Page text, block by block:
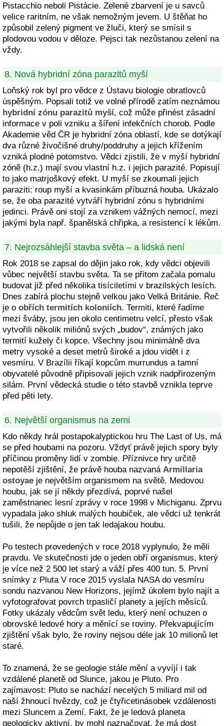
Pistacchio neboli Pistácie. Zelené zbarvení je u savců
velice raritním, ne však nemožným jevem. U štěňat ho
způsobil zelený pigment ve žluči, který se smísil s
plodovou vodou v děloze. Pejsci tak nezůstanou zelení na
vždy.
8. Nová hybridní zóna parazitů myší
Loňský rok byl pro vědce z Ústavu biologie obratlovců
úspěšným. Popsali totiž ve volné přírodě zatím neznámou
hybridní zónu parazitů myší, což může přinést zásadní
informace v poli vzniku a šíření infekčních chorob. Podle
Akademie věd ČR je hybridní zóna oblastí, kde se dotýkají
dva různé živočišné druhy/poddruhy a jejich křížením
vzniká plodné potomstvo. Vědci zjistili, že v myší hybridní
zóně (h.z.) mají svou vlastní h.z. i jejich parazité. Popisují
to jako matrjoškový efekt. U myší se zkoumali jejich
paraziti: roup myší a kvasinkám příbuzná houba. Ukázalo
se, že oba parazité vytváří hybridní zónu s hybridními
jedinci. Právě oni stojí za vznikem vážných nemocí, mezi
jakými byla např. španělská chřipka, a resistencí k lékům.
7. Nejrozsáhlejší stavba světa – a lidská není
Rok 2018 se zapsal do dějin jako rok, kdy vědci objevili
vůbec největší stavbu světa. Ta se přitom začala pomalu
budovat již před několika tisíciletími v brazilských lesích.
Dnes zabírá plochu stejně velkou jako Velká Británie. Řeč
je o obřích termitích koloniích. Termiti, které řadíme
mezi šváby, jsou jen okolo centimetru velcí, přesto však
vytvořili několik miliónů svých „budov“, známých jako
termití kužely či kopce. Všechny jsou minimálně dva
metry vysoké a deset metrů široké a jdou vidět i z
vesmíru. V Brazílii říkají kopcům murrundus a tamní
obyvatelé původně připisovali jejich vznik nadpřirozeným
silám. První vědecká studie o této stavbě vznikla teprve
před pěti lety.
6. Největší organismus na zemi
Kdo někdy hrál postapokalyptickou hru The Last of Us, má
se před houbami na pozoru. Vždyť právě jejich spory byly
příčinou proměny lidí v zombie. Příznivce hry určitě
nepotěší zjištění, že právě houba nazvaná Armillaria
ostoyae je největším organismem na světě. Medovou
houbu, jak se jí někdy přezdívá, poprvé našel
zaměstnanec lesní zprávy v roce 1998 v Michiganu. Zprvu
vypadala jako shluk malých houbiček, ale vědci už tenkrát
tušili, že nepůjde o jen tak ledajakou houbu.
Po testech provedených v roce 2018 vyplynulo, že měli
pravdu. Ve skutečnosti jde o jeden obří organismus, který
je více než 2 500 let starý a váží přes 400 tun. 5. První
snímky z Pluta V roce 2015 vyslala NASA do vesmíru
sondu nazvanou New Horizons, jejímž úkolem bylo najít a
vyfotografovat povrch trpasličí planety a jejích měsíců.
Fotky ukázaly vědcům svět ledu, který není ochuzen o
obrovské ledové hory a měnící se roviny. Překvapujícím
zjištění však bylo, že roviny nejsou déle jak 10 milionů let
staré.
To znamená, že se geologie stále mění a vyvíjí i tak
vzdálené planetě od Slunce, jakou je Pluto. Pro
zajímavost: Pluto se nachází necelých 5 miliard mil od
naší žhnoucí hvězdy, což je čtyřicetinásobek vzdálenosti
mezi Sluncem a Zemí. Fakt, že je ledová planeta
geologicky aktivní, by mohl naznačovat, že má dost